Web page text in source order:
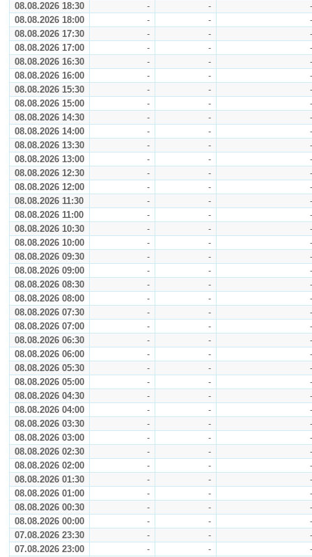
08.08.2026 18:30
- -
-
08.08.2026 18:00
- -
-
08.08.2026 17:30
- -
-
08.08.2026 17:00
- -
-
08.08.2026 16:30
- -
-
08.08.2026 16:00
- -
-
08.08.2026 15:30
- -
-
08.08.2026 15:00
- -
-
08.08.2026 14:30
- -
-
08.08.2026 14:00
- -
-
08.08.2026 13:30
- -
-
08.08.2026 13:00
- -
-
08.08.2026 12:30
- -
-
08.08.2026 12:00
- -
-
08.08.2026 11:30
- -
-
08.08.2026 11:00
- -
-
08.08.2026 10:30
- -
-
08.08.2026 10:00
- -
-
08.08.2026 09:30
- -
-
08.08.2026 09:00
- -
-
08.08.2026 08:30
- -
-
08.08.2026 08:00
- -
-
08.08.2026 07:30
- -
-
08.08.2026 07:00
- -
-
08.08.2026 06:30
- -
-
08.08.2026 06:00
- -
-
08.08.2026 05:30
- -
-
08.08.2026 05:00
- -
-
08.08.2026 04:30
- -
-
08.08.2026 04:00
- -
-
08.08.2026 03:30
- -
-
08.08.2026 03:00
- -
-
08.08.2026 02:30
- -
-
08.08.2026 02:00
- -
-
08.08.2026 01:30
- -
-
08.08.2026 01:00
- -
-
08.08.2026 00:30
- -
-
08.08.2026 00:00
- -
-
07.08.2026 23:30
- -
-
07.08.2026 23:00
- -
-